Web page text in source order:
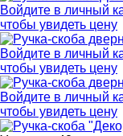
Войдите в личный
чтобы увидеть цену
Войдите в личный
чтобы увидеть цену
Войдите в личный
чтобы увидеть цену